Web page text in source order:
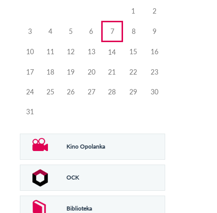
1 2
3 4 5 6 7 8 9
10 11 12 13 14 15 16
17 18 19 20 21 22 23
24 25 26 27 28 29 30
31
Kino Opolanka
OCK
Biblioteka